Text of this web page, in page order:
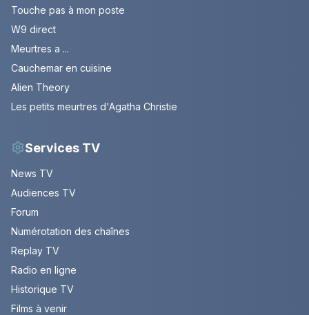
Touche pas à mon poste
W9 direct
Meurtres a ...
Cauchemar en cuisine
Alien Theory
Les petits meurtres d'Agatha Christie
Services TV
News TV
Audiences TV
Forum
Numérotation des chaînes
Replay TV
Radio en ligne
Historique TV
Films à venir